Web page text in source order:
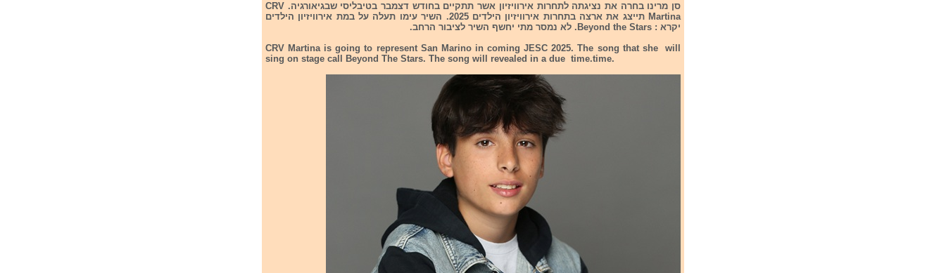
סן מרינו בחרה את נציגתה לתחרות אירוויזיון אשר תתקיים בחודש דצמבר בטיבליסי שבגיאורגיה. CRV
Martina תייצג את ארצה בתחרות אירוויזיון הילדים 2025. השיר עימו תעלה על במת אירוויזיון הילדים
יקרא : Beyond the Stars. לא נמסר מתי יחשף השיר לציבור הרחב.
CRV Martina is going to represent San Marino in coming JESC 2025. The song that she will
sing on stage call Beyond The Stars. The song will revealed in a due time.time.